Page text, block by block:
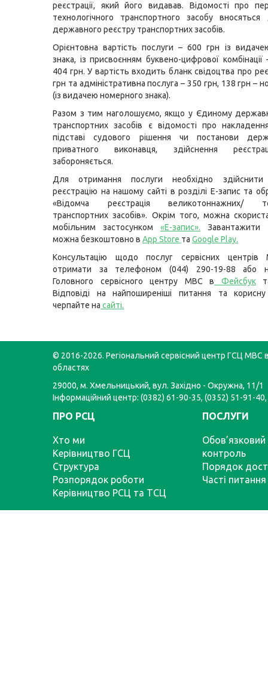
реєстрації, який його видавав. Відомості про
технологічного транспортного засобу
державного реєстру транспортних засобів.
Орієнтовна вартість послуги – 600 грн із
знака, із присвоєнням буквено-цифрової комбінації
404 грн. У вартість входить бланк свідоцтва про
грн та адміністративна послуга – 350 грн, 138 грн –
(із видачею номерного знака).
Разом з тим наголошуємо, якщо у Єдиному
транспортних засобів є відомості про
підставі судового рішення чи постанови
приватного виконавця, здійснення
забороняється.
Для отримання послуги необхідно
реєстрацію на нашому сайті в розділі Е-запис та
«Відомча реєстрація великотоннажних/
транспортних засобів». Окрім того, можна
мобільним застосунком «Е-запис». Завантажити
можна безкоштовно в App Store та Google Play.
Консультацію щодо послуг сервісних
отримати за телефоном (044) 290-19-88 або
Головного сервісного центру МВС в
Фейсбук
Відповіді на найпоширеніші питання та
черпайте на сайті.
© 2016-2026. Регіональний сервісний центр ГСЦ МВС
областях
29000, м. Хмельницький, вул. Західно - Окружна, 11/1
Інформаційний центр: (0382) 61-90-35, (0352) 51-91-
ПРО РСЦ
Хто ми
Керівництво ГСЦ
Структура
Розпорядок роботи
Керівництво РСЦ та ТСЦ
ПОСЛУГИ
Обов’язковий
контроль
Порядок
Часті питання